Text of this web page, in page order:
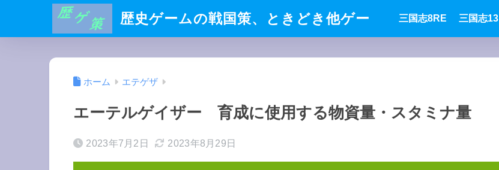
歴史ゲームの戦国策、ときどき他ゲー 三国志8RE 三国志13
ホーム エテゲザ
エーテルゲイザー 育成に使用する物資量・スタミナ量
2023年7月2日 2023年8月29日